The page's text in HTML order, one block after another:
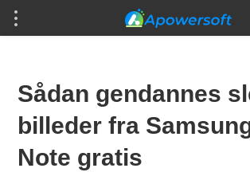
Sådan gendannes
billeder fra
Note gratis